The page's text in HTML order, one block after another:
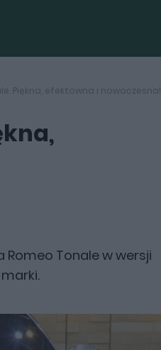
Piękna, efektowna i nowoczesna!
Tonale w wersji